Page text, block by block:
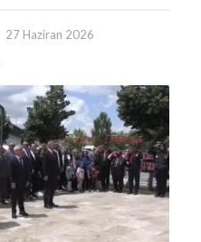
27 Haziran 2026